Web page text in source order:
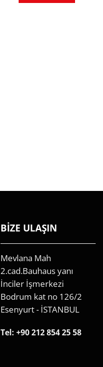
BİZE ULAŞIN
Mevlana Mah
2.cad.Bauhaus yanı
İnciler İşmerkezi
Bodrum kat no 126/2
Esenyurt - İSTANBUL
Tel: +90 212 854 25 58